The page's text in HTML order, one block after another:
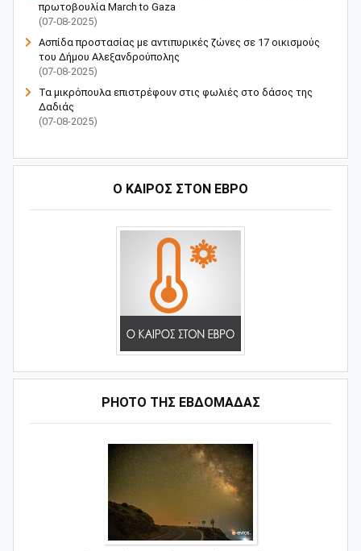
πρωτοβουλία March to Gaza
(07-08-2025)
Ασπίδα προστασίας με αντιπυρικές ζώνες σε 17 οικισμούς
του Δήμου Αλεξανδρούπολης
(07-08-2025)
Τα μικρόπουλα επιστρέφουν στις φωλιές στο δάσος της
Δαδιάς
(07-08-2025)
Ο ΚΑΙΡΟΣ ΣΤΟΝ ΕΒΡΟ
PHOTO ΤΗΣ ΕΒΔΟΜΑΔΑΣ